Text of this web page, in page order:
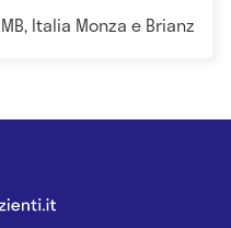
Italia Monza e Brianza